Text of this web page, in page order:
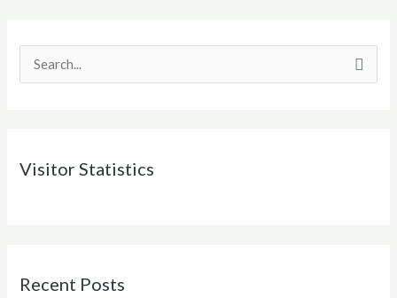
c
Visitor Statistics
Recent Posts